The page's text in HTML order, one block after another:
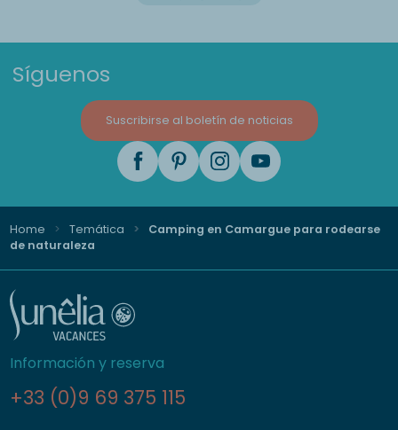
Síguenos
Suscribirse al boletín de noticias
Home Temática
Camping en Camargue para rodearse
de naturaleza
Información y reserva
+33 (0)9 69 375 115